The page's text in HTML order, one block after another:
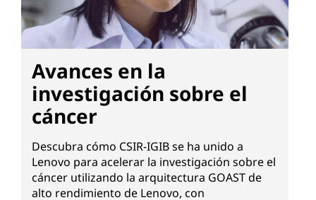
Avances en la
investigación sobre el
cáncer
Descubra cómo CSIR-IGIB se ha unido a
Lenovo para acelerar la investigación sobre el
cáncer utilizando la arquitectura GOAST de
alto rendimiento de Lenovo, con